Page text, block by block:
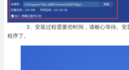
3、安装过程需要些时间，请耐心等待。安
程序了。